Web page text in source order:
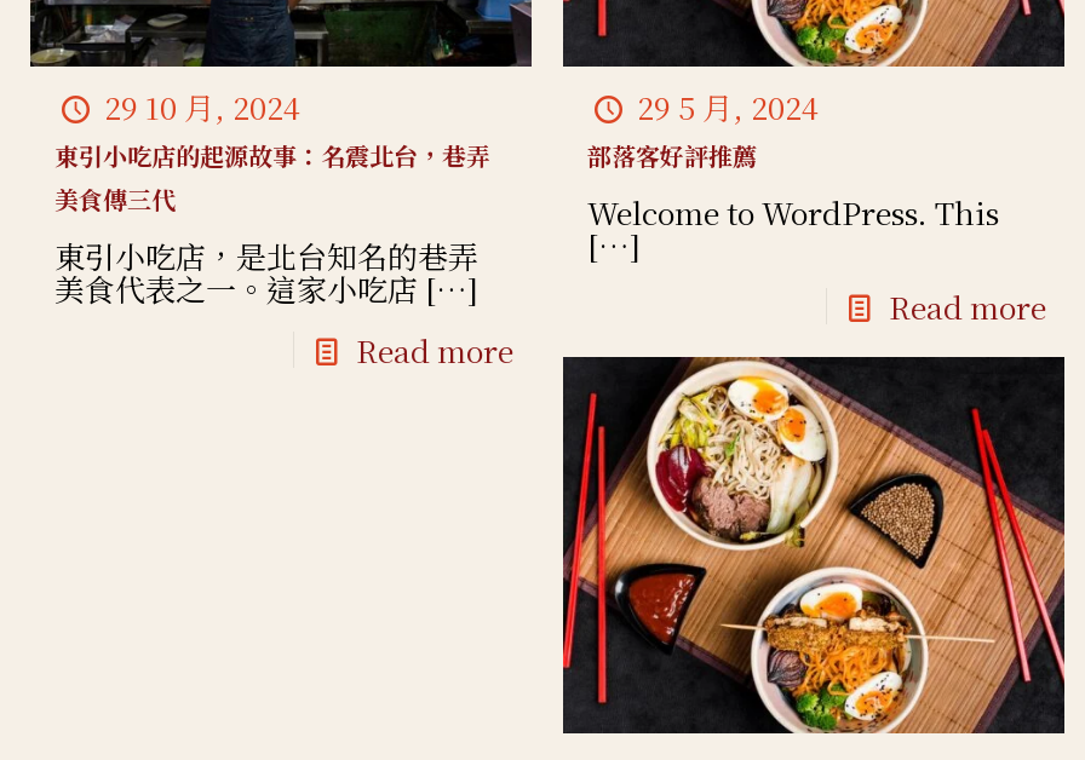
29 10 月, 2024
東引小吃店的起源故事：名震北台，巷弄
美食傳三代
東引小吃店，是北台知名的巷弄
美食代表之一。這家小吃店 […]
Read more
29 5 月, 2024
部落客好評推薦
Welcome to WordPress. This
[…]
Read more